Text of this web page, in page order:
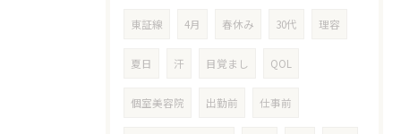
東証線 4月 春休み 30代 理容
夏日 汗 目覚まし QOL
個室美容院 出勤前 仕事前